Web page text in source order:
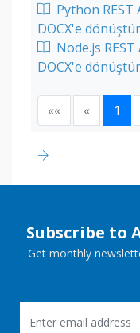
Python
DOCX'e
Node.js
DOCX'e
«« « 1
Subscribe to
Get monthly